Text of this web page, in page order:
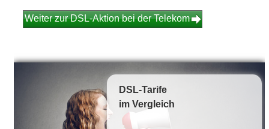
Weiter zur DSL-Aktion bei der Telekom
DSL-Tarife
im Vergleich